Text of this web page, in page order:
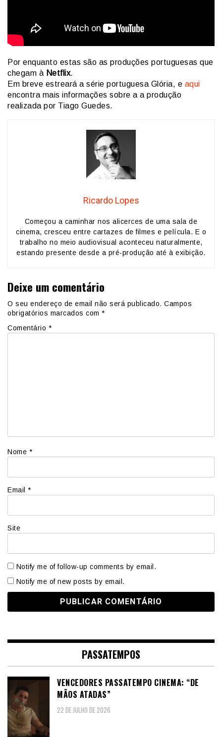
Por enquanto estas são as produções portuguesas que
chegam à Netflix.
Em breve estreará a série portuguesa Glória, e aqui
encontra mais informações sobre a a produção
realizada por Tiago Guedes.
Ricardo Lopes
Começou a caminhar nos alicerces de uma sala de
cinema, cresceu entre cartazes de filmes e película. E o
trabalho no meio audiovisual aconteceu naturalmente,
estando presente desde a pré-produção até à exibição.
Deixe um comentário
O seu endereço de email não será publicado. Campos
obrigatórios marcados com *
Comentário *
Nome *
Email *
Site
Notify me of follow-up comments by email.
Notify me of new posts by email.
PASSATEMPOS
VENCEDORES PASSATEMPO CINEMA: “DE
MÃOS ATADAS”
22 DE JULHO DE 2026